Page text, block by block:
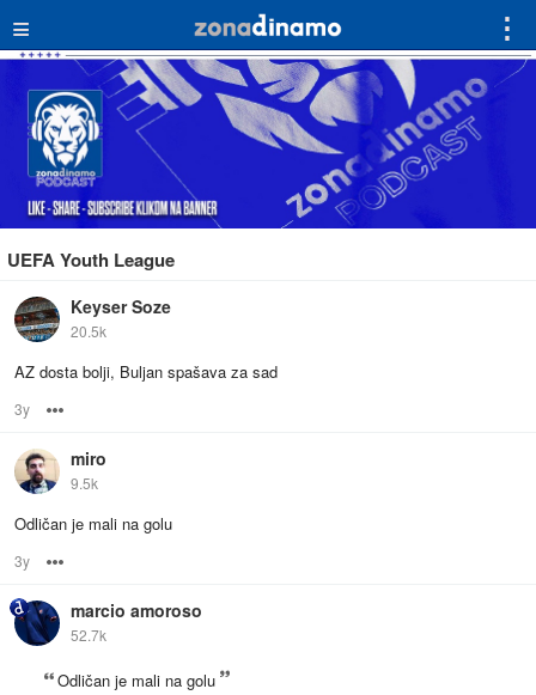
≡ ⋮
UEFA Youth League
Keyser Soze
20.5k
AZ dosta bolji, Buljan spašava za sad
3y
miro
9.5k
Odličan je mali na golu
3y
marcio amoroso
52.7k
Odličan je mali na golu